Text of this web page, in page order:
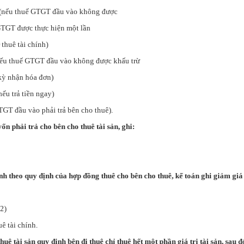
thuế GTGT đầu vào không được
được thực hiện một lần
tài chính)
GTGT đầu vào không được khấu trừ
hóa đơn)
trả tiền ngay)
đầu vào phải trả bên cho thuê).
phải trả cho bên cho thuê tài sản, ghi:
theo quy định của hợp đồng thuê cho bên cho thuê, kế toán ghi giảm
chính.
tài sản quy định bên đi thuê chỉ thuê hết một phần giá trị tài sản, sau